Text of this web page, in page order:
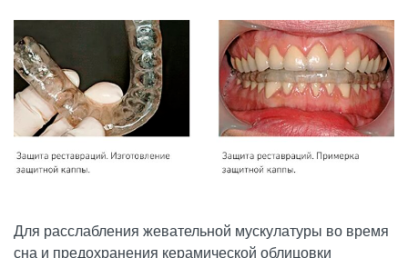
Для расслабления жевательной мускулатуры во время
сна и предохранения керамической облицовки